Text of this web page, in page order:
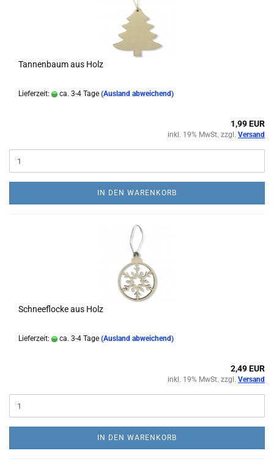
Tannenbaum aus Holz
Lieferzeit: ca. 3-4 Tage (Ausland abweichend)
1,99 EUR
inkl. 19% MwSt. zzgl. Versand
IN DEN WARENKORB
Schneeflocke aus Holz
Lieferzeit: ca. 3-4 Tage (Ausland abweichend)
2,49 EUR
inkl. 19% MwSt. zzgl. Versand
IN DEN WARENKORB